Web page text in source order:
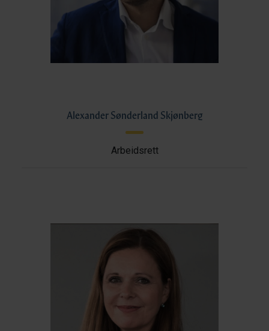
Alexander Sønderland Skjønberg
Arbeidsrett